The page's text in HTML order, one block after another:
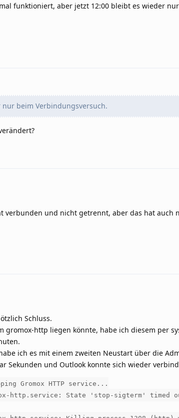
funktioniert, aber jetzt 12:00 bleibt es wieder
beim Verbindungsversuch.
verbunden und nicht getrennt, aber das hat auch
Schluss.
gromox-http liegen könnte, habe ich diesem per
ich es mit einem zweiten Neustart über die
Sekunden und Outlook konnte sich wieder
Gromox HTTP service...
http.service: State 'stop-sigterm' timed